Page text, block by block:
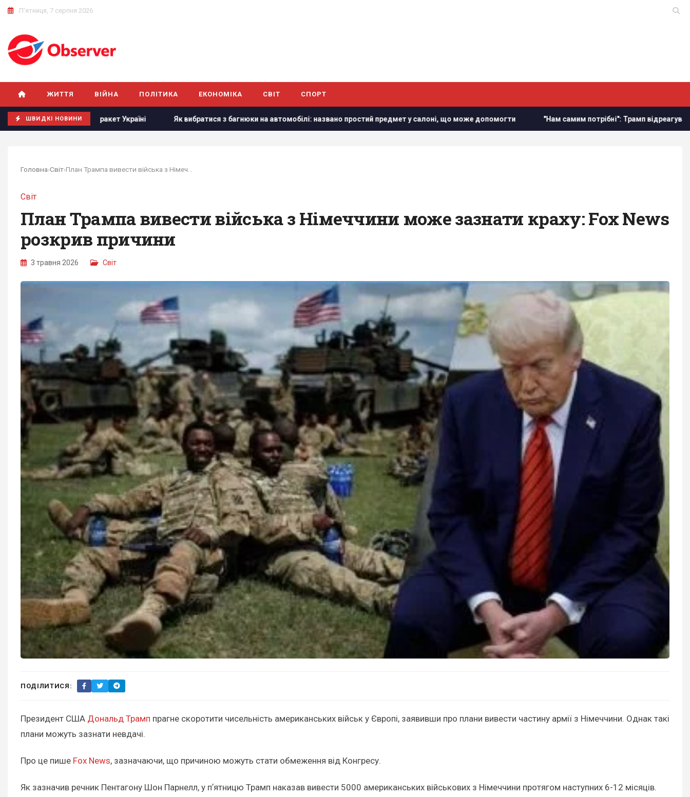
П'ятниця, 7 серпня 2026
ЖИТТЯ ВІЙНА ПОЛІТИКА ЕКОНОМІКА СВІТ СПОРТ
ШВИДКІ НОВИНИ
ракет Україні Як вибратися з багнюки на автомобілі: названо простий предмет у салоні, що може допомогти "Нам самим потрібні": Трамп відреагував на прохання
Головна›Світ›
Світ
План Трампа вивести війська з Німеччини може зазнати краху: Fox News
розкрив причини
3 травня 2026 Світ
ПОДІЛИТИСЯ:
Президент США Дональд Трамп прагне скоротити чисельність американських військ у Європі, заявивши про плани вивести частину армії з Німеччини. Однак такі
плани можуть зазнати невдачі.
Про це пише Fox News, зазначаючи, що причиною можуть стати обмеження від Конгресу.
Як зазначив речник Пентагону Шон Парнелл, у пʼятницю Трамп наказав вивести 5000 американських військових з Німеччини протягом наступних 6-12 місяців.